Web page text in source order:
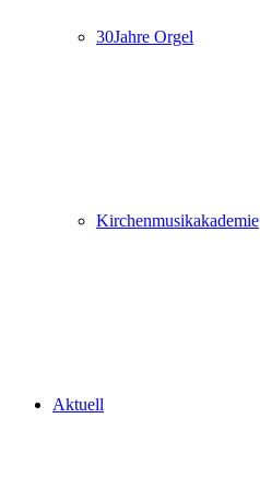
30Jahre Orgel
Kirchenmusikakademie
Aktuell